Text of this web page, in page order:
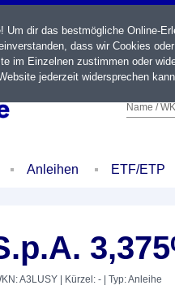
Name /
Anleihen ETF/ETP
A3LUSY | Kürzel: - | Typ: Anleihe
Um dir das bestmögliche Online-
dass wir Cookies
im Einzelnen zustimmen oder
jederzeit widersprechen